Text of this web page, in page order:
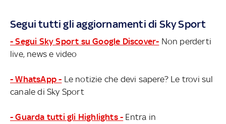
Segui tutti gli aggiornamenti di Sky Sport
- Segui Sky Sport su Google Discover- Non perderti
live, news e video
- WhatsApp - Le notizie che devi sapere? Le trovi sul
canale di Sky Sport
- Guarda tutti gli Highlights - Entra in